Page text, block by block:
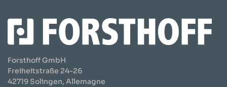
Forsthoff GmbH
Freiheitstraße 24-26
42719 Solingen, Allemagne